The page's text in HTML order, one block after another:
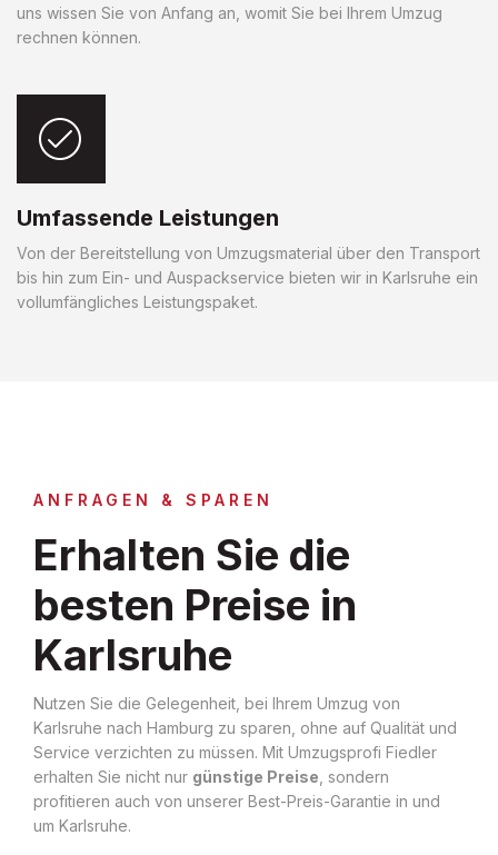
uns wissen Sie von Anfang an, womit Sie bei Ihrem Umzug
rechnen können.
Umfassende Leistungen
Von der Bereitstellung von Umzugsmaterial über den Transport
bis hin zum Ein- und Auspackservice bieten wir in Karlsruhe ein
vollumfängliches Leistungspaket.
ANFRAGEN & SPAREN
Erhalten Sie die
besten Preise in
Karlsruhe
Nutzen Sie die Gelegenheit, bei Ihrem Umzug von
Karlsruhe nach Hamburg zu sparen, ohne auf Qualität und
Service verzichten zu müssen. Mit Umzugsprofi Fiedler
erhalten Sie nicht nur günstige Preise , sondern
profitieren auch von unserer Best-Preis-Garantie in und
um Karlsruhe.